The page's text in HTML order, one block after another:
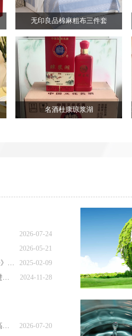
2026-07-24
2026-05-21
2025-02-09
《抽水蓄能电站开发建设管理暂行办法》印发
2024-11-28
深入学习贯彻落实能源法 坚定不移推进能源行业高质量发展
2026-07-20
内蒙古风电场叶片维修工孙宇—— 在高空为风机做“微创手术”
无印良品棉麻粗布三件套
名酒杜康琼浆湖